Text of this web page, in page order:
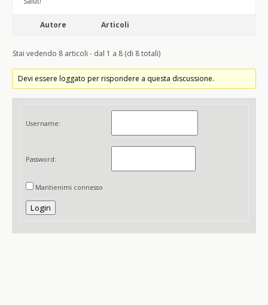
Autore Articoli
Stai vedendo 8 articoli - dal 1 a 8 (di 8 totali)
Devi essere loggato per rispondere a questa discussione.
Username:
Password:
Mantienimi connesso
Login